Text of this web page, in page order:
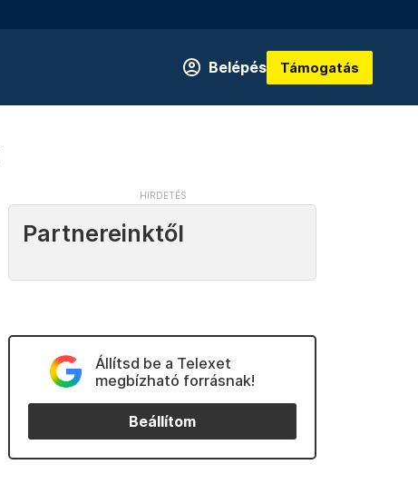
Belépés Támogatás
Partnereinktől
Állítsd be a Telexet
megbízható forrásnak!
Beállítom